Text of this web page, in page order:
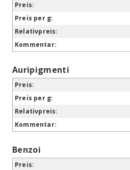
Auripigmenti
Benzoi